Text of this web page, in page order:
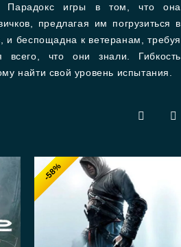
Парадокс игры в том, что она
предлагая им погрузиться в
и беспощадна к ветеранам, требуя
всего, что они знали. Гибкость
найти свой уровень испытания.
-58%